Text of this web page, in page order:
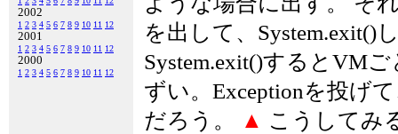
2002
1 2 3 4 5 6 7 8 9 10 11 12
2001
1 2 3 4 5 6 7 8 9 10 11 12
2000
1 2 3 4 5 6 7 8 9 10 11 12
を出して、System.exit()
System.exit()するとVM
ずい。Exceptionを投げ
だろう。
▲ こうしてみ